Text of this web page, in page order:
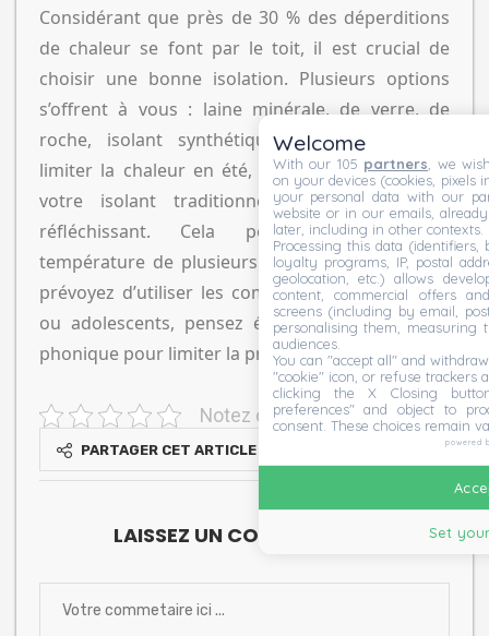
Considérant que près de 30 % des déperditions
de chaleur se font par le toit, il est crucial de
choisir une bonne isolation. Plusieurs options
s’offrent à vous : laine minérale, de verre, de
roche, isolant synthétique ou naturel. Pour
limiter la chaleur en été, envisagez d’associer à
votre isolant traditionnel un isolant mince
réfléchissant. Cela pourrait réduire la
température de plusieurs degrés. Enfin, si vous
prévoyez d’utiliser les combles pour les enfants
ou adolescents, pensez également à l’isolation
phonique pour limiter la propagation des bruits.
Notez cet article
PARTAGER CET ARTICLE
LAISSEZ UN COMMENTAIRE
Welcome
With our 105 partners , we
on your devices (cookies, pixels
your personal data with our
website or in our emails,
later, including in other contexts.
Processing this data (identifiers,
loyalty programs, IP, postal
geolocation, etc.) allows
content, commercial offers
screens (including by email,
personalising them, measuring
audiences.
You can "accept all" and
"cookie" icon, or refuse trackers
clicking the X Closing
preferences" and object to
consent. These choices remain
powered
Set